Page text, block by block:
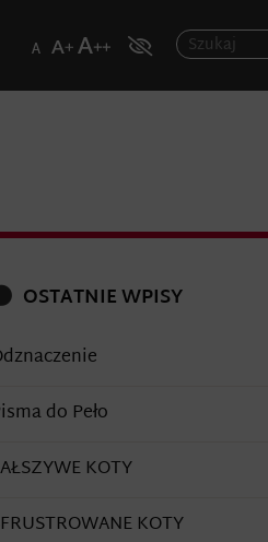
OSTATNIE WPISY
do Peło
KOTY
KOTY